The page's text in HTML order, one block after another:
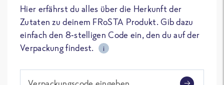
Hier erfährst du alles über die Herkunft der
Zutaten zu deinem FRoSTA Produkt. Gib dazu
einfach den 8-stelligen Code ein, den du auf der
Verpackung findest.
i